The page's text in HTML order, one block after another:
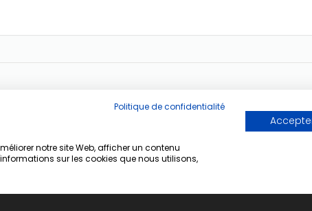
Client
de commande
Qui sommes nous
Politique de confidentialité
notre site Web, afficher un contenu
sur les cookies que nous utilisons,